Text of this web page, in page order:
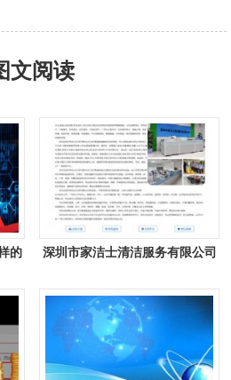
文阅读
的
深圳市家洁士清洁服务有限公司